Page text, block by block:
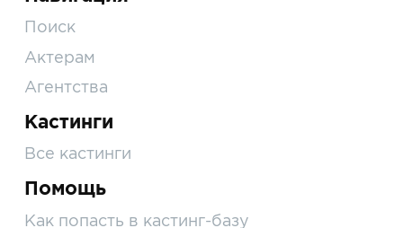
Поиск
Актерам
Агентства
Кастинги
Все кастинги
Помощь
Как попасть в кастинг-базу